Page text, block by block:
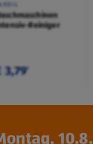
Reiniger
3,79¹
10.8.